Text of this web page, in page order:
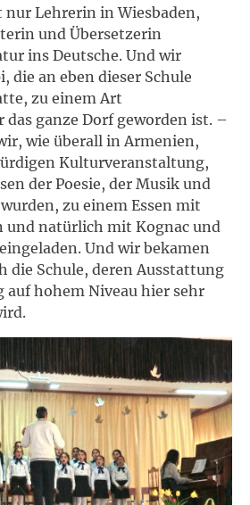
nur Lehrerin in Wiesbaden,
und Übersetzerin
ins Deutsche. Und wir
die an eben dieser Schule
zu einem Art
das ganze Dorf geworden ist. –
wie überall in Armenien,
Kulturveranstaltung,
der Poesie, der Musik und
zu einem Essen mit
und natürlich mit Kognac und
Und wir bekamen
die Schule, deren Ausstattung
auf hohem Niveau hier sehr